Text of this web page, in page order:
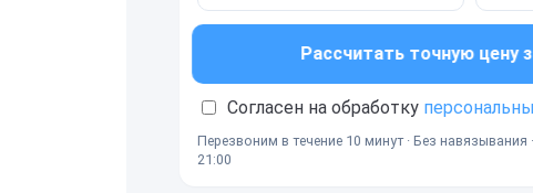
Рассчитать точную цену
Согласен на обработку
Перезвоним в течение 10 минут · Без
21:00